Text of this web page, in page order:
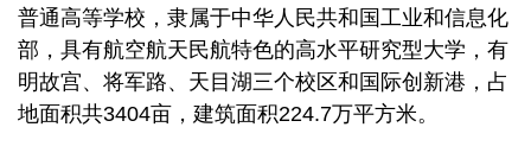
普通高等学校，隶属于中华人民共和国工业和信息化
部，具有航空航天民航特色的高水平研究型大学，有
明故宫、将军路、天目湖三个校区和国际创新港，占
地面积共3404亩，建筑面积224.7万平方米。